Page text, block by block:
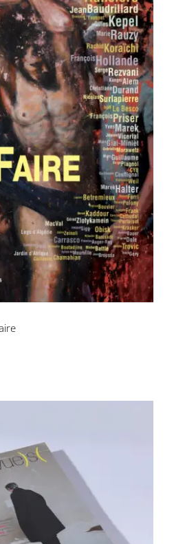
n°37 – Que faire
– Espace d’art